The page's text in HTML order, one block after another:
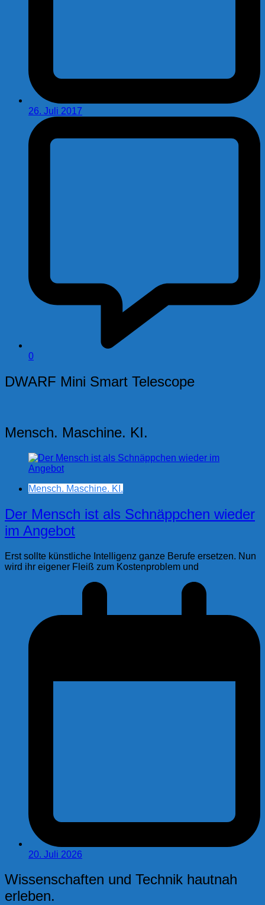
26. Juli 2017
0
DWARF Mini Smart Telescope
Mensch. Maschine. KI.
Mensch. Maschine. KI.
Der Mensch ist als Schnäppchen wieder
im Angebot
Erst sollte künstliche Intelligenz ganze Berufe ersetzen. Nun
wird ihr eigener Fleiß zum Kostenproblem und
20. Juli 2026
Wissenschaften und Technik hautnah
erleben.